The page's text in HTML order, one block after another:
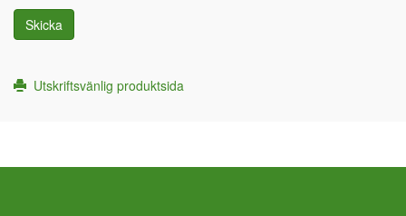
Skicka
Utskriftsvänlig produktsida